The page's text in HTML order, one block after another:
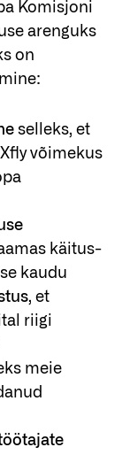
Komisjoni
arenguks
on
selleks, et
võimekus
käitus-
kaudu
, et
riigi
meie